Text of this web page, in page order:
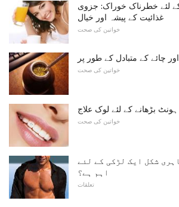
لئے خطرناک خوراک: جزوی
غذائیت کے پیشہ اور خیال
خواتین کی صحت
چائے کے متبادل کے طور پر
خواتین کی صحت
ہونٹ بڑھانے کے لئے لوک علاج
خواتین کی صحت
شکل ایک لڑکی کے لئے
اہم ہے؟
تعلقات